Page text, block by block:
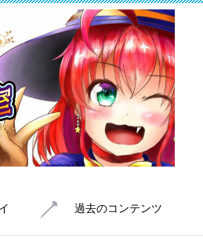
過去のコンテンツ